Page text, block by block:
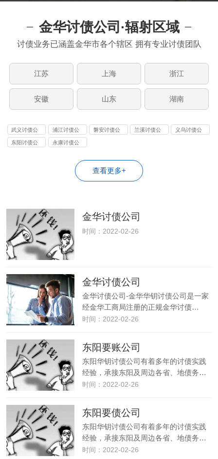
金华讨债公司·辐射区域
讨债业务已涵盖金华市各个辖区 拥有专业讨债团队
江苏 上海 浙江
安徽 山东 湖南
武义讨债公
司
浦江讨债公
司
磐安讨债公
兰溪讨债公
义乌讨债公
东阳讨债公
永康讨债公
查看更多+
金华讨债公司
时间：2022-02-26
金华讨债公司
金华讨债公司-金华华钥讨债公司是一家
经金华工商局注册的正规金华讨债…
时间：2022-02-26
东阳要账公司
东阳华钥讨债公司有着多年的讨债实践
经验，承接东阳及周边各省、地债务…
时间：2022-02-26
东阳要债公司
东阳华钥讨债公司有着多年的讨债实践
经验，承接东阳及周边各省、地债务…
时间：2022-02-26